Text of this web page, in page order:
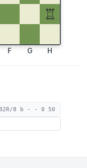
♖
F G H
8 b - - 0 50